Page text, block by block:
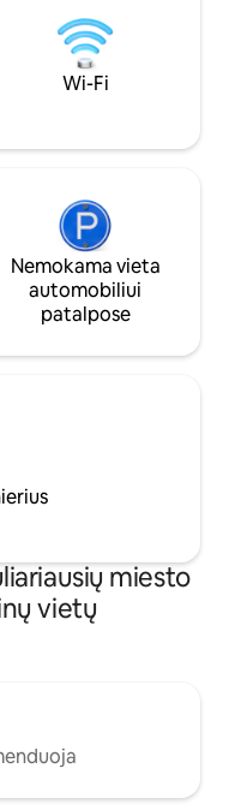
Wi-Fi
Nemokama vieta
automobiliui
patalpose
miesto
vietų